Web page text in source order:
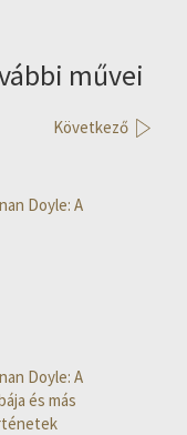
művei
Következő
Doyle: A
Doyle: A
és más